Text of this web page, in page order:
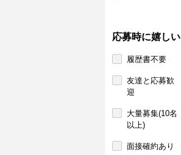
応募時に嬉しい
履歴書不要
友達と応募歓
迎
大量募集(10名
以上)
面接確約あり